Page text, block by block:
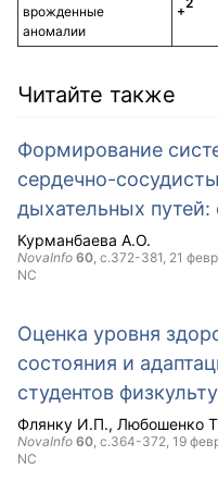
врожденные
аномалии
+
Читайте также
Формирование
сердечно-
дыхательных
Курманбаева А.О.
NovaInfo 60, с.372-381, 21
NC
Оценка уровня
состояния и
студентов
Флянку И.П. Любошенко
NovaInfo 60, с.364-372, 19
NC